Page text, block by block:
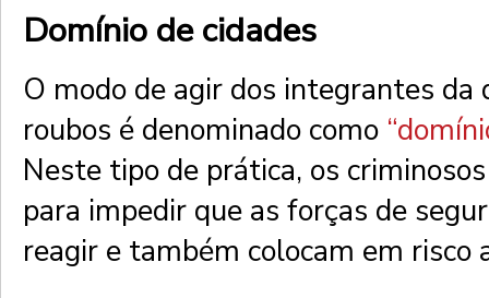
Domínio de cidades
O modo de agir dos integrantes da
roubos é denominado como
Neste tipo de prática, os
para impedir que as forças de
reagir e também colocam em risco